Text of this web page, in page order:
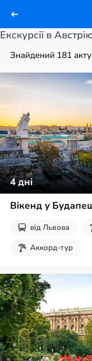
Екскурсії в
Знайдений 181
4дні
Вікенд у
від Львова
Аккорд-тур